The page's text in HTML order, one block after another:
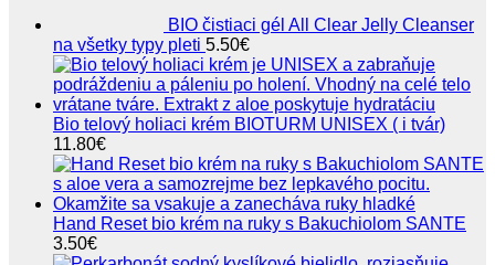
BIO čistiaci gél All Clear Jelly Cleanser
na všetky typy pleti 5.50€
Bio telový holiaci krém BIOTURM UNISEX ( i tvár)
11.80€
Hand Reset bio krém na ruky s Bakuchiolom SANTE
3.50€